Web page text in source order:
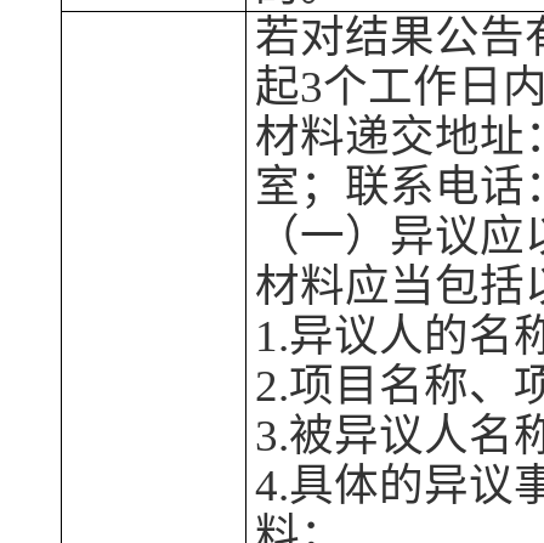
若对结果公告
起3个工作日
材料递交地址
室； 联系电话
（一）异议
材料应当包括
1.异议人的名
2.项目名称、
3.被异议人名
4.具体的异议